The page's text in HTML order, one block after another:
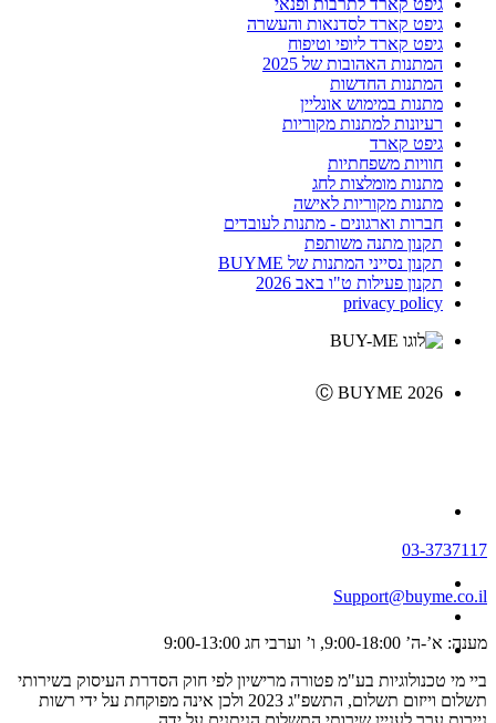
גיפט קארד לתרבות ופנאי
גיפט קארד לסדנאות והעשרה
גיפט קארד ליופי וטיפוח
המתנות האהובות של 2025
המתנות החדשות
מתנות במימוש אונליין
רעיונות למתנות מקוריות
גיפט קארד
חוויות משפחתיות
מתנות מומלצות לחג
מתנות מקוריות לאישה
חברות וארגונים - מתנות לעובדים
תקנון מתנה משותפת
תקנון נסייני המתנות של BUYME
תקנון פעילות ט"ו באב 2026
privacy policy
Ⓒ BUYME 2026
03-3737117
Support@buyme.co.il
מענה: א’-ה’ 9:00-18:00, ו’ וערבי חג 9:00-13:00
ביי מי טכנולוגיות בע"מ פטורה מרישיון לפי חוק הסדרת העיסוק בשירותי
תשלום וייזום תשלום, התשפ"ג 2023 ולכן אינה מפוקחת על ידי רשות